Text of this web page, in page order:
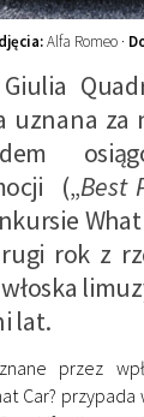
Alfa Romeo ·
uznana za
(„Best
rok z
lat.
przez
Car?